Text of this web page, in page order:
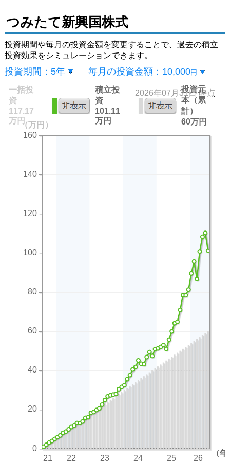
つみたて新興国株式
投資期間や毎月の投資金額を変更することで、過去の積立
投資効果をシミュレーションできます。
投資期間： 5年 毎月の投資金額： 10,000円
2026年07月31日 時点
21 22 23 24 25 26
0
20
40
60
80
100
120
140
160
一括投
資
117.17
万円
積立投
資
101.11
万円
投資元
本（累
計）
60万円
（万円）
（